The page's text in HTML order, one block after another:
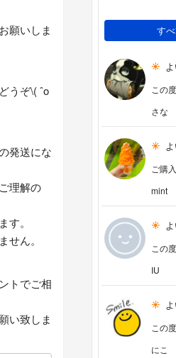
す
この
さな
ご購
mint
この
IU
この
にこ
願いしま
うぞ\( ˆo
発送にな
理解の
す。
せん。
トでご相
い致しま